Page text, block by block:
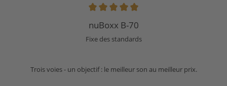
Note moyenne de 5 sur 5 étoiles
nuBoxx B-70
Fixe des standards
Trois voies - un objectif : le meilleur son au meilleur prix.